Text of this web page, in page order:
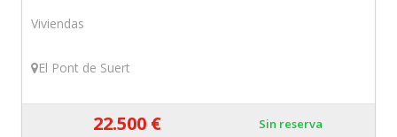
Viviendas
El Pont de Suert
22.500 € Sin reserva